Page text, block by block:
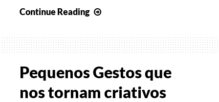
Continue Reading
Dia
Mundial
Criança
Pequenos Gestos que
nos tornam criativos